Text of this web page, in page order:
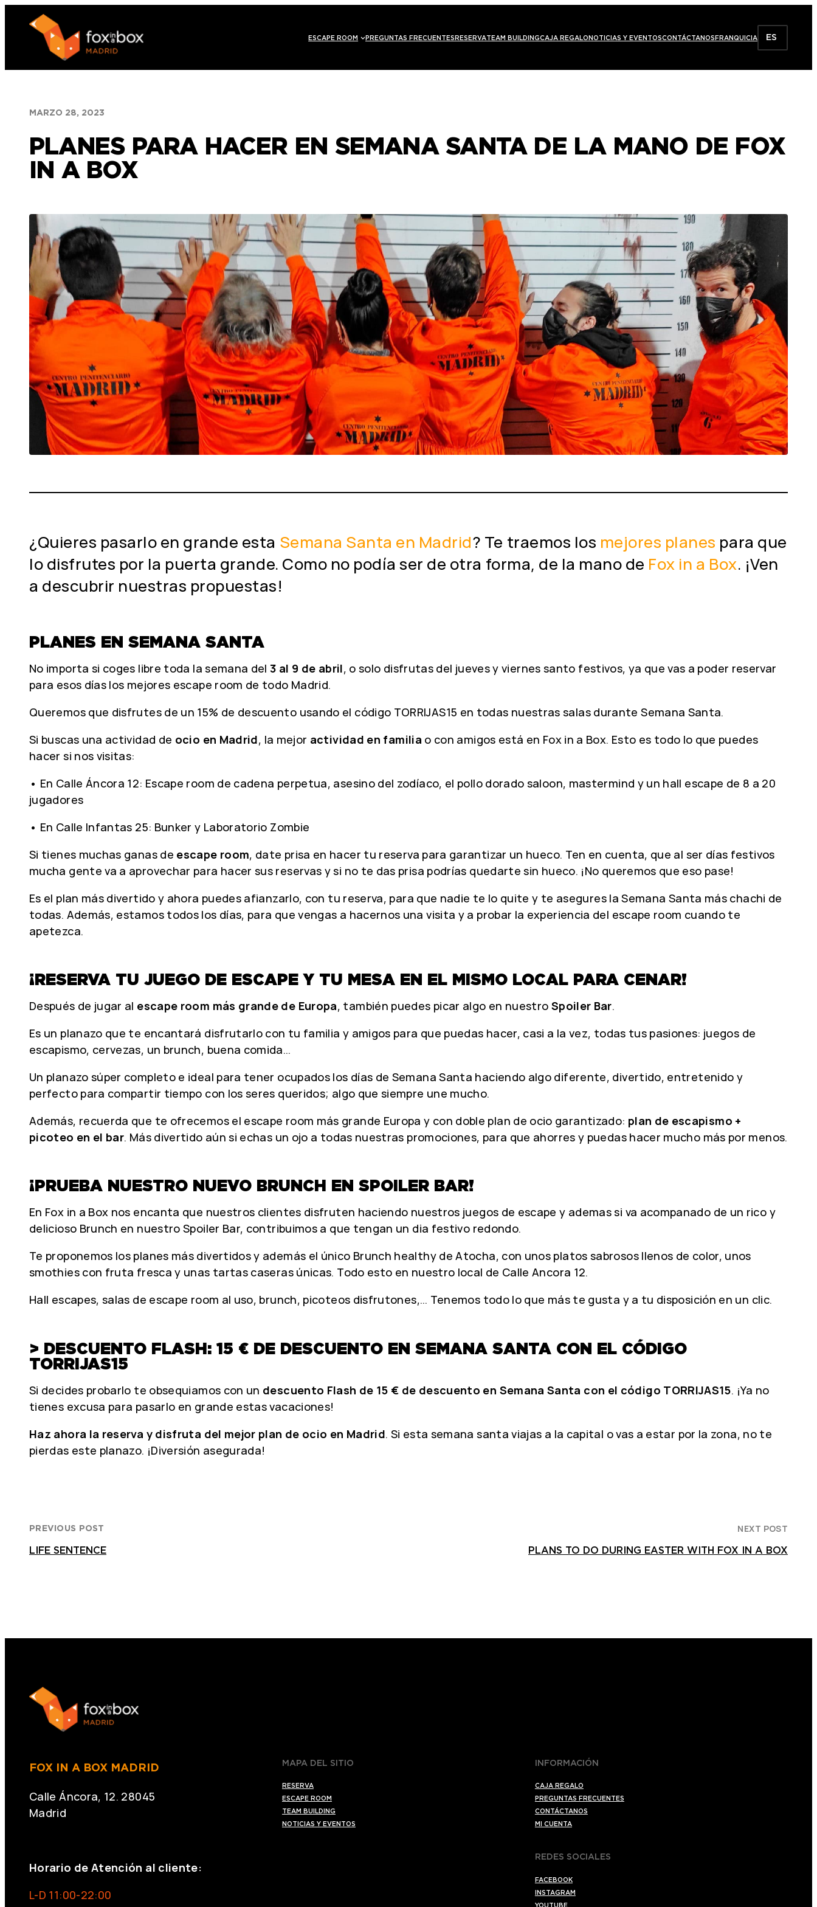
contenido
ESCAPE ROOM PREGUNTAS FRECUENTES RESERVATEAM BUILDINGCAJA REGALO NOTICIAS Y EVENTOSCONTÁCTANOS FRANQUICIA ES
MARZO 28, 2023
PLANES PARA HACER EN SEMANA SANTA DE LA MANO DE FOX
IN A BOX
¿Quieres pasarlo en grande esta Semana Santa en Madrid? Te traemos los mejores planes para que
lo disfrutes por la puerta grande. Como no podía ser de otra forma, de la mano de Fox in a Box. ¡Ven
a descubrir nuestras propuestas!
PLANES EN SEMANA SANTA
No importa si coges libre toda la semana del3 al 9 de abril, o solo disfrutas del jueves y viernes santo festivos, ya que vas a poder reservar
para esos días los mejores escape room de todo Madrid.
Queremos que disfrutes de un 15% de descuento usando el código TORRIJAS15 en todas nuestras salas durante Semana Santa.
Si buscas una actividad de ocio en Madrid, la mejor actividad en familia o con amigos está en Fox in a Box. Esto es todo lo que puedes
hacer si nos visitas:
• En Calle Áncora 12: Escape room de cadena perpetua, asesino del zodíaco, el pollo dorado saloon, mastermind y un hall escape de 8 a 20
jugadores
• En Calle Infantas 25: Bunker y Laboratorio Zombie
Si tienes muchas ganas de escape room, date prisa en hacer tu reserva para garantizar un hueco. Ten en cuenta, que al ser días festivos
mucha gente va a aprovechar para hacer sus reservas y si no te das prisa podrías quedarte sin hueco. ¡No queremos que eso pase!
Es el plan más divertido y ahora puedes afianzarlo, con tu reserva, para que nadie te lo quite y te asegures la Semana Santa más chachi de
todas. Además, estamos todos los días, para que vengas a hacernos una visita y a probar la experiencia del escape room cuando te
apetezca.
¡RESERVA TU JUEGO DE ESCAPE Y TU MESA EN EL MISMO LOCAL PARA CENAR!
Después de jugar al escape room más grande de Europa, también puedes picar algo en nuestro Spoiler Bar.
Es un planazo que te encantará disfrutarlo con tu familia y amigos para que puedas hacer, casi a la vez, todas tus pasiones: juegos de
escapismo, cervezas, un brunch, buena comida…
Un planazo súper completo e ideal para tener ocupados los días de Semana Santa haciendo algo diferente, divertido, entretenido y
perfecto para compartir tiempo con los seres queridos; algo que siempre une mucho.
Además, recuerda que te ofrecemos el escape room más grande Europa y con doble plan de ocio garantizado: plan de escapismo +
picoteo en el bar. Más divertido aún si echas un ojo a todas nuestras promociones, para que ahorres y puedas hacer mucho más por menos.
¡PRUEBA NUESTRO NUEVO BRUNCH EN SPOILER BAR!
En Fox in a Box nos encanta que nuestros clientes disfruten haciendo nuestros juegos de escape y ademas si va acompanado de un rico y
delicioso Brunch en nuestro Spoiler Bar, contribuimos a que tengan un dia festivo redondo.
Te proponemos los planes más divertidos y además el único Brunch healthy de Atocha, con unos platos sabrosos llenos de color, unos
smothies con fruta fresca y unas tartas caseras únicas. Todo esto en nuestro local de Calle Ancora 12.
Hall escapes, salas de escape room al uso, brunch, picoteos disfrutones,… Tenemos todo lo que más te gusta y a tu disposición en un clic.
> DESCUENTO FLASH: 15 € DE DESCUENTO EN SEMANA SANTA CON EL CÓDIGO
TORRIJAS15
Si decides probarlo te obsequiamos con un descuento Flash de 15 € de descuento en Semana Santa con el código TORRIJAS15. ¡Ya no
tienes excusa para pasarlo en grande estas vacaciones!
Haz ahora la reserva y disfruta del mejor plan de ocio en Madrid. Si esta semana santa viajas a la capital o vas a estar por la zona, no te
pierdas este planazo. ¡Diversión asegurada!
PREVIOUS POST
LIFE SENTENCE
NEXT POST
PLANS TO DO DURING EASTER WITH FOX IN A BOX
FOX IN A BOX MADRID
Calle Áncora, 12. 28045
Madrid
Horario de Atención al cliente:
L-D 11:00-22:00
MAPA DEL SITIO
RESERVA
ESCAPE ROOM
TEAM BUILDING
NOTICIAS Y EVENTOS
INFORMACIÓN
CAJA REGALO
PREGUNTAS FRECUENTES
CONTÁCTANOS
MI CUENTA
REDES SOCIALES
FACEBOOK
INSTAGRAM
YOUTUBE